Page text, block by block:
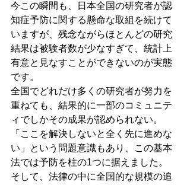
今この瞬間も、日本全国の研究者が認
知症予防に関する懸命な取組を続けて
いますが、残念ながらほとんどの研究
結果は被験者数が少なすぎて、統計上
有意と見なすことができないのが実態
です。
全国でどれだけ多くの研究者が努力を
重ねても、結果的に一部のコミュニテ
ィでしかその成果が認められない。
「ここを解決しないと全く先に進めな
い」という問題意識もあり、この基本
法では予防を柱の1つに据えました。
そして、法律の中に全国的な規模の追